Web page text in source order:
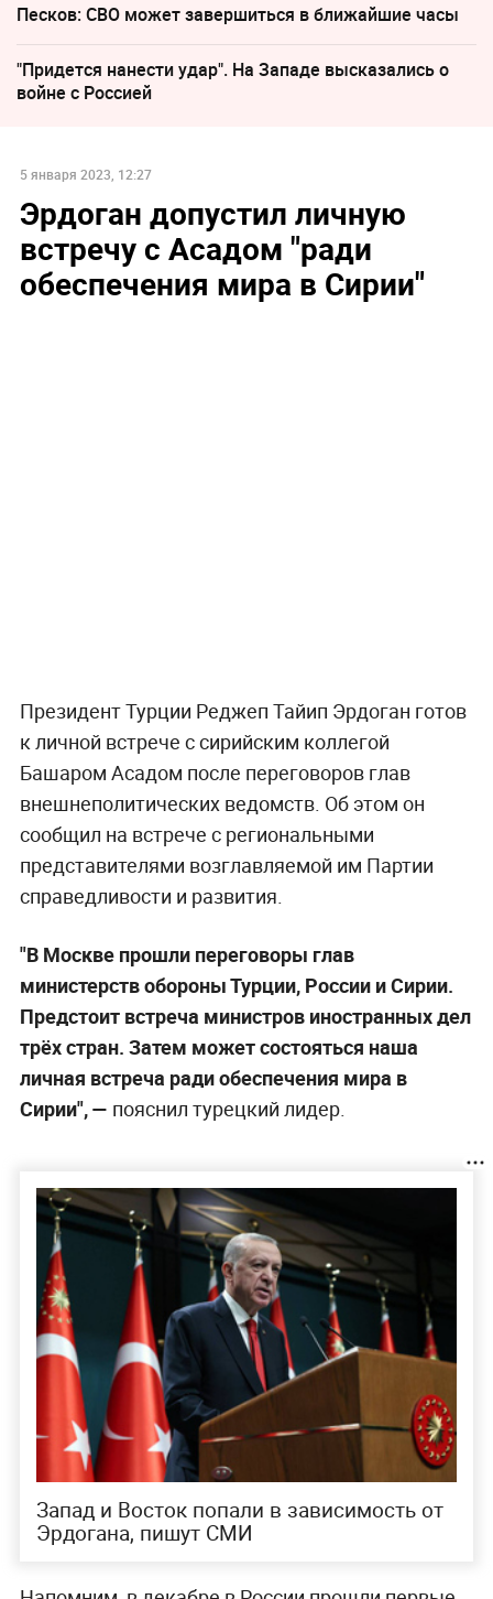
Песков: СВО может завершиться в ближайшие часы
"Придется нанести удар". На Западе высказались о
войне с Россией
5 января 2023, 12:27
Эрдоган допустил личную
встречу с Асадом "ради
обеспечения мира в Сирии"
Президент Турции Реджеп Тайип Эрдоган готов
к личной встрече с сирийским коллегой
Башаром Асадом после переговоров глав
внешнеполитических ведомств. Об этом он
сообщил на встрече с региональными
представителями возглавляемой им Партии
справедливости и развития.
"В Москве прошли переговоры глав
министерств обороны Турции, России и Сирии.
Предстоит встреча министров иностранных дел
трёх стран. Затем может состояться наша
личная встреча ради обеспечения мира в
Сирии",— пояснил турецкий лидер.
Запад и Восток попали в зависимость от
Эрдогана, пишут СМИ